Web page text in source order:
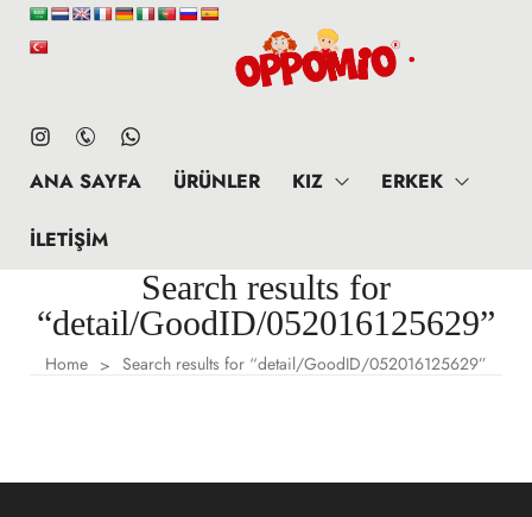
ANA SAYFA ÜRÜNLER KIZ ERKEK
İLETIŞIM
Search results for
“detail/GoodID/052016125629”
Home > Search results for “detail/GoodID/052016125629”